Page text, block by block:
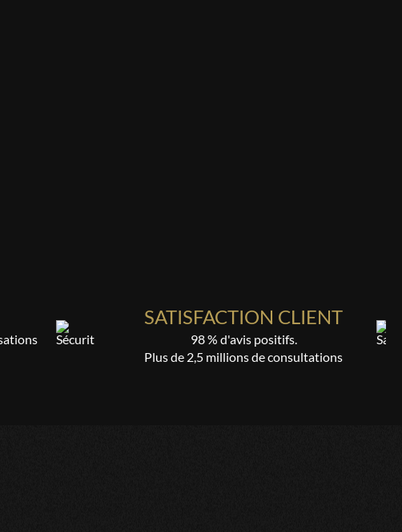
SATISFACTION CLIENT
98 % d'avis positifs.
Plus de 2,5 millions de consultations